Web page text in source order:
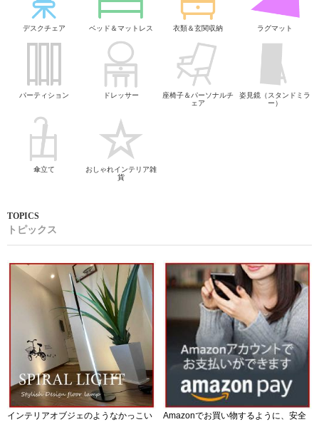
デスクチェア ベッド＆マットレス 衣類＆玄関収納 ラグマット
パーティション ドレッサー
座椅子＆パーソナルチ
ェア
姿見鏡（スタンドミラ
ー）
傘立て
おしゃれインテリア雑
貨
トピックス
インテリアオブジェのようなかっこい
Amazonでお買い物するように、安全